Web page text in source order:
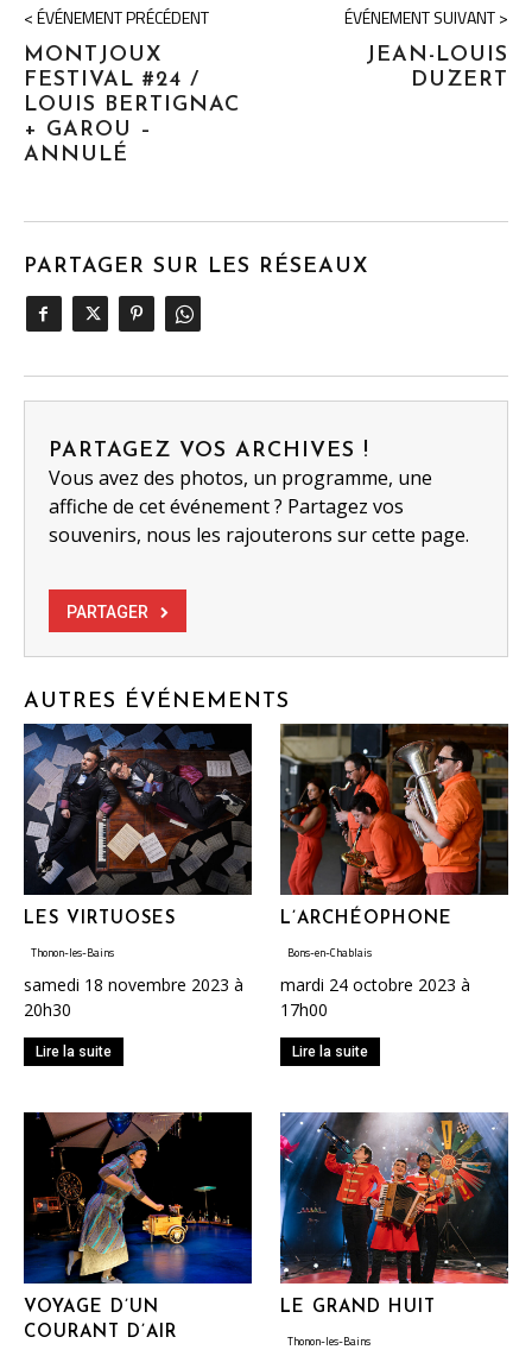
< ÉVÉNEMENT PRÉCÉDENT
MONTJOUX
FESTIVAL #24 /
LOUIS BERTIGNAC
+ GAROU –
ANNULÉ
ÉVÉNEMENT SUIVANT >
JEAN-LOUIS
DUZERT
PARTAGER SUR LES RÉSEAUX
PARTAGEZ VOS ARCHIVES !
Vous avez des photos, un programme, une
affiche de cet événement ? Partagez vos
souvenirs, nous les rajouterons sur cette page.
PARTAGER
AUTRES ÉVÉNEMENTS
LES VIRTUOSES
Thonon-les-Bains
samedi 18 novembre 2023 à
20h30
Lire la suite
L’ARCHÉOPHONE
Bons-en-Chablais
mardi 24 octobre 2023 à
17h00
Lire la suite
VOYAGE D’UN
COURANT D’AIR
LE GRAND HUIT
Thonon-les-Bains